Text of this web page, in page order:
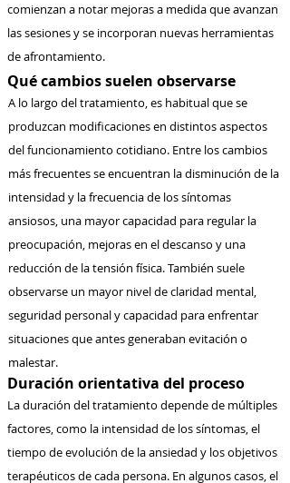
comienzan a notar mejoras a medida que avanzan
las sesiones y se incorporan nuevas herramientas
de afrontamiento.
Qué cambios suelen observarse
A lo largo del tratamiento, es habitual que se
produzcan modificaciones en distintos aspectos
del funcionamiento cotidiano. Entre los cambios
más frecuentes se encuentran la disminución de la
intensidad y la frecuencia de los síntomas
ansiosos, una mayor capacidad para regular la
preocupación, mejoras en el descanso y una
reducción de la tensión física. También suele
observarse un mayor nivel de claridad mental,
seguridad personal y capacidad para enfrentar
situaciones que antes generaban evitación o
malestar.
Duración orientativa del proceso
La duración del tratamiento depende de múltiples
factores, como la intensidad de los síntomas, el
tiempo de evolución de la ansiedad y los objetivos
terapéuticos de cada persona. En algunos casos, el